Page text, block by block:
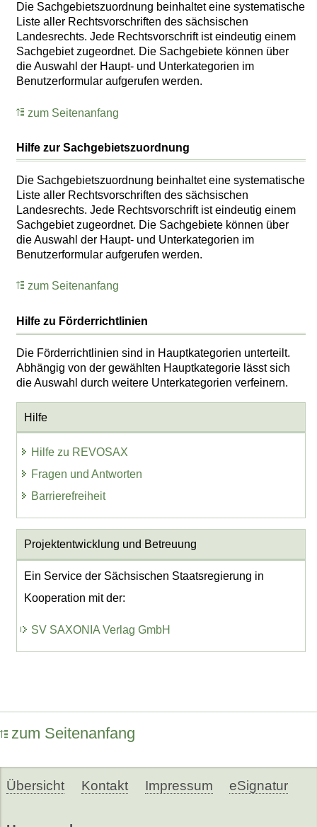
Die Sachgebietszuordnung beinhaltet eine systematische
Liste aller Rechtsvorschriften des sächsischen
Landesrechts. Jede Rechtsvorschrift ist eindeutig einem
Sachgebiet zugeordnet. Die Sachgebiete können über
die Auswahl der Haupt- und Unterkategorien im
Benutzerformular aufgerufen werden.
zum Seitenanfang
Hilfe zur Sachgebietszuordnung
Die Sachgebietszuordnung beinhaltet eine systematische
Liste aller Rechtsvorschriften des sächsischen
Landesrechts. Jede Rechtsvorschrift ist eindeutig einem
Sachgebiet zugeordnet. Die Sachgebiete können über
die Auswahl der Haupt- und Unterkategorien im
Benutzerformular aufgerufen werden.
zum Seitenanfang
Hilfe zu Förderrichtlinien
Die Förderrichtlinien sind in Hauptkategorien unterteilt.
Abhängig von der gewählten Hauptkategorie lässt sich
die Auswahl durch weitere Unterkategorien verfeinern.
Hilfe
Hilfe zu REVOSAX
Fragen und Antworten
Barrierefreiheit
Projektentwicklung und Betreuung
Ein Service der Sächsischen Staatsregierung in
Kooperation mit der:
SV SAXONIA Verlag GmbH
zum Seitenanfang
Übersicht Kontakt Impressum eSignatur